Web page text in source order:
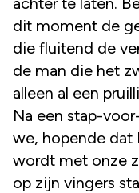
dit moment de
die fluitend de
de man die het
alleen al een
Na een stap-
we, hopende dat
wordt met onze
op zijn vingers